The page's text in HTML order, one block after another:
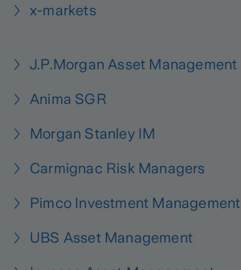
x-markets
J.P.Morgan Asset Management
Anima SGR
Morgan Stanley IM
Carmignac Risk Managers
Pimco Investment Management
UBS Asset Management